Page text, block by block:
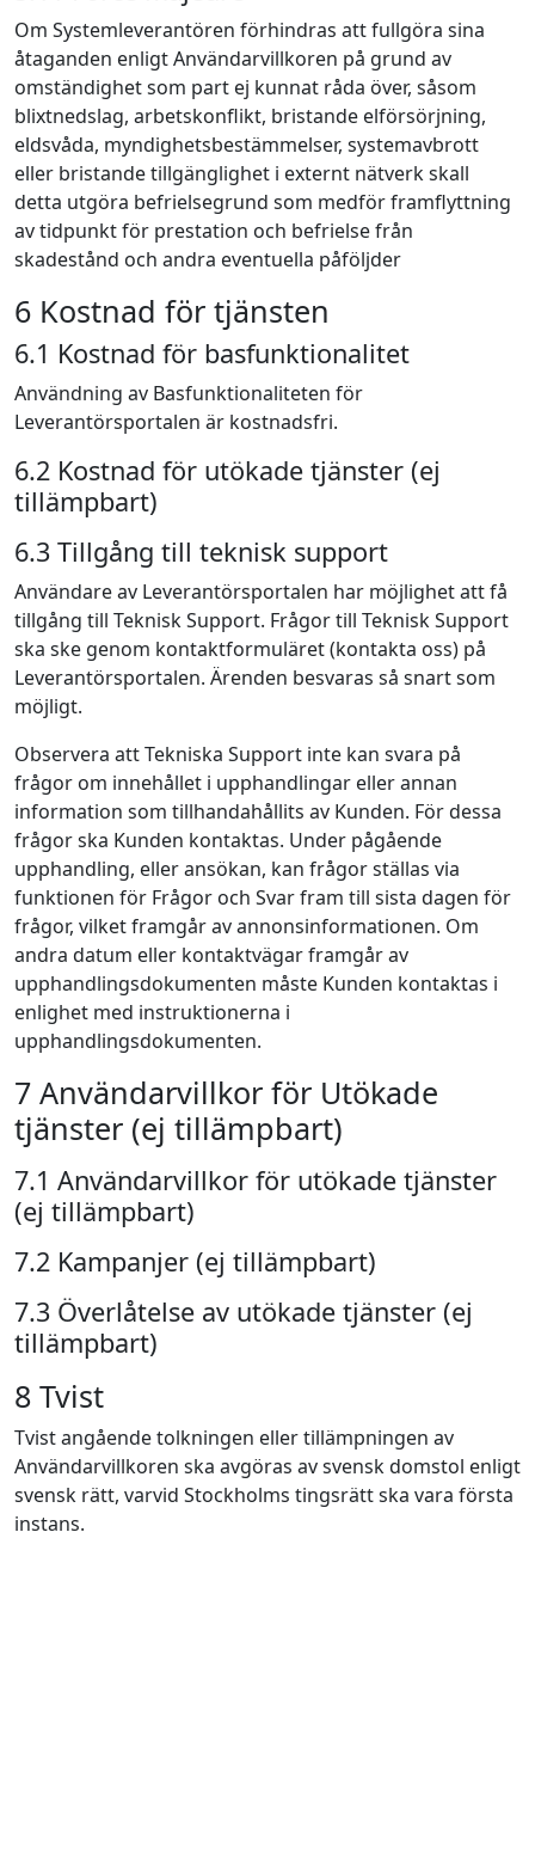
Om Systemleverantören förhindras att fullgöra sina
åtaganden enligt Användarvillkoren på grund av
omständighet som part ej kunnat råda över, såsom
blixtnedslag, arbetskonflikt, bristande elförsörjning,
eldsvåda, myndighetsbestämmelser, systemavbrott
eller bristande tillgänglighet i externt nätverk skall
detta utgöra befrielsegrund som medför framflyttning
av tidpunkt för prestation och befrielse från
skadestånd och andra eventuella påföljder
6 Kostnad för tjänsten
6.1 Kostnad för basfunktionalitet
Användning av Basfunktionaliteten för
Leverantörsportalen är kostnadsfri.
6.2 Kostnad för utökade tjänster (ej
tillämpbart)
6.3 Tillgång till teknisk support
Användare av Leverantörsportalen har möjlighet att få
tillgång till Teknisk Support. Frågor till Teknisk Support
ska ske genom kontaktformuläret (kontakta oss) på
Leverantörsportalen. Ärenden besvaras så snart som
möjligt.
Observera att Tekniska Support inte kan svara på
frågor om innehållet i upphandlingar eller annan
information som tillhandahållits av Kunden. För dessa
frågor ska Kunden kontaktas. Under pågående
upphandling, eller ansökan, kan frågor ställas via
funktionen för Frågor och Svar fram till sista dagen för
frågor, vilket framgår av annonsinformationen. Om
andra datum eller kontaktvägar framgår av
upphandlingsdokumenten måste Kunden kontaktas i
enlighet med instruktionerna i
upphandlingsdokumenten.
7 Användarvillkor för Utökade
tjänster (ej tillämpbart)
7.1 Användarvillkor för utökade tjänster
(ej tillämpbart)
7.2 Kampanjer (ej tillämpbart)
7.3 Överlåtelse av utökade tjänster (ej
tillämpbart)
8 Tvist
Tvist angående tolkningen eller tillämpningen av
Användarvillkoren ska avgöras av svensk domstol enligt
svensk rätt, varvid Stockholms tingsrätt ska vara första
instans.